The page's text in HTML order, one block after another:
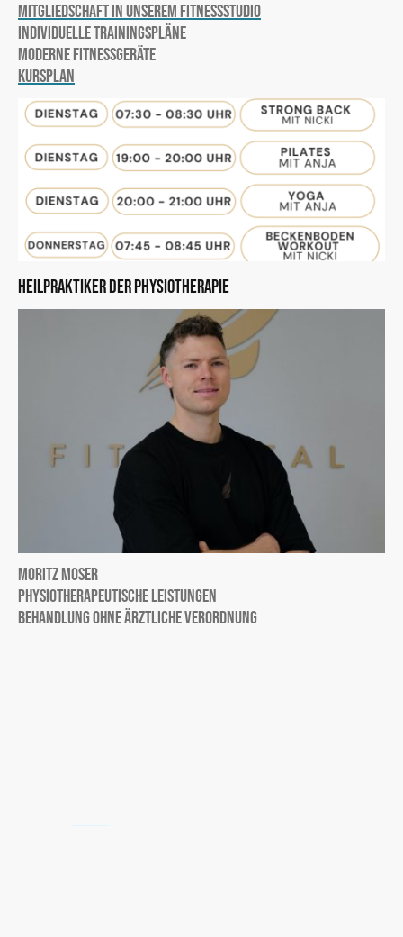
Mitgliedschaft in unserem Fitnessstudio
Individuelle Trainingspläne
Moderne Fitnessgeräte
Kursplan
Heilpraktiker der Physiotherapie
Moritz Moser
Physiotherapeutische Leistungen
Behandlung ohne ärztliche Verordnung